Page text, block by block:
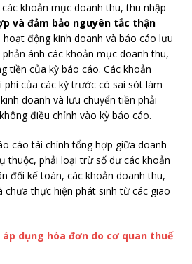
khoản mục doanh thu, thu nhập
và đảm bảo nguyên tắc thận
động kinh doanh và báo cáo lưu
ánh các khoản mục doanh thu,
tiền của kỳ báo cáo. Các khoản
phí của các kỳ trước có sai sót làm
doanh và lưu chuyển tiền phải
điều chỉnh vào kỳ báo cáo.
cáo tài chính tổng hợp giữa doanh
thuộc, phải loại trừ số dư các khoản
đối kế toán, các khoản doanh thu,
chưa thực hiện phát sinh từ các giao
áp dụng hóa đơn do cơ quan thuế